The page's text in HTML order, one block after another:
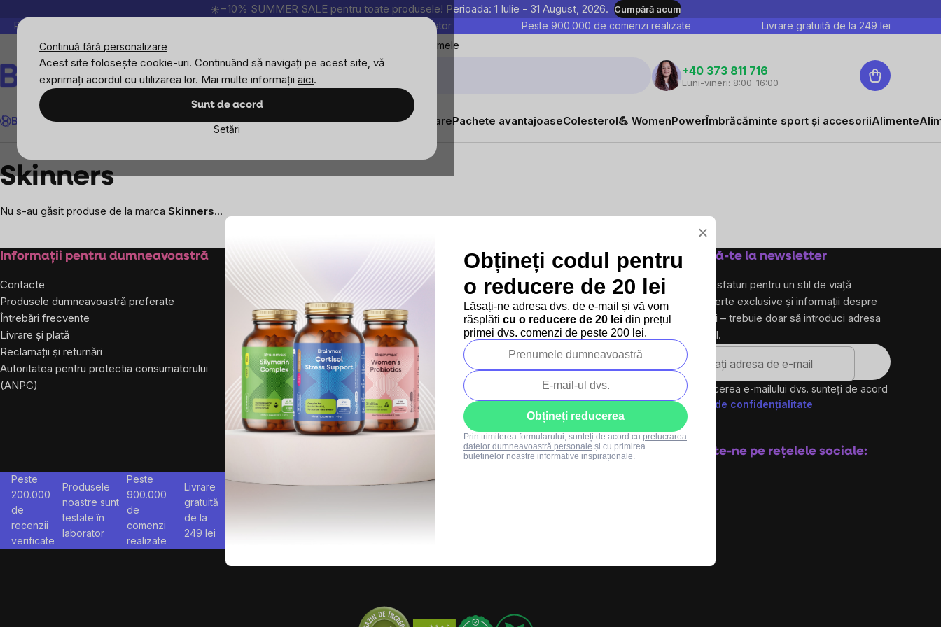
Continuă fără personalizare
Acest site folosește cookie-uri. Continuând să navigați pe acest site, vă
exprimați acordul cu utilizarea lor. Mai multe informații aici.
Sunt de acord
Setări
☀️−10% SUMMER SALE pentru toate produsele! Perioada: 1 Iulie - 31 August, 2026. Cumpără acum
Peste 200.000 de recenzii verificate Produsele noastre sunt testate în laborator Peste 900.000 de comenzi realizate Livrare gratuită de la 249 lei
Favoritele mele
Căutare
+40 373 811 716
Luni-vineri: 8:00-16:00
Coş
de
BrainMax
SportImunitateFemeiBărbațiCopiiObiectiveNoutățiSuplimente alimentarePachete avantajoaseColesterol💪 WomenPowerÎmbrăcăminte sport și accesoriiAlimente
Skinners
Nu s-au găsit produse de la marca Skinners...
Subsol
Informații pentru dumneavoastră
Contacte
Produsele dumneavoastră preferate
Întrebări frecvente
Livrare și plată
Reclamații și returnări
Autoritatea pentru protectia consumatorului
(ANPC)
Despre noi
Proiectele noastre
Blog
Regulament oferte
Regulament SUMMER
SALE
Persoană de
contact
+40 373 811 716
info@brainmarket.ro
Abonează-te la newsletter
și primește sfaturi pentru un stil de viață
sănătos, oferte exclusive și informații despre
produse noi – trebuie doar să introduci adresa
ta de e-mail.
Prin introducerea e-mailului dvs. sunteți de acord
cupolitica de confidențialitate
Abonare
Urmărește-ne pe rețelele sociale:
Peste
200.000
de
recenzii
verificate
Produsele
noastre sunt
testate în
laborator
Peste
900.000
de
comenzi
realizate
Livrare
gratuită
de la
249 lei
×
Obțineți codul pentru
o reducere de 20 lei
Lăsați-ne adresa dvs. de e-mail și vă vom
răsplăti cu o reducere de 20 lei din prețul
primei dvs. comenzi de peste 200 lei.
Obțineți reducerea
Prin trimiterea formularului, sunteți de acord cu prelucrarea
datelor dumneavoastră personale și cu primirea
buletinelor noastre informative inspiraționale.